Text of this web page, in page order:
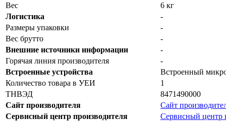
Вес
6 кг
Логистика
-
Размеры упаковки
-
Вес брутто
-
Внешние источники информации
-
Горячая линия производителя
-
Встроенные устройства
Встроенный
Количество товара в УЕИ
1
ТНВЭД
8471490000
Сайт производителя
Сайт
Сервисный центр производителя
Сервисный центр